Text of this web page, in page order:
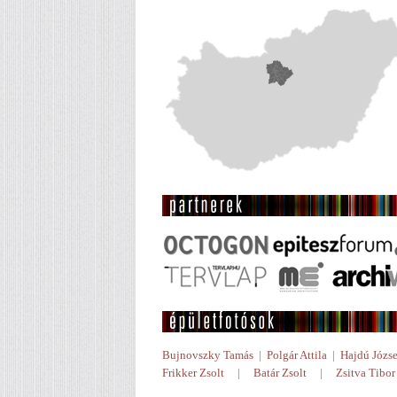
Bujnovszky Tamás | Polgár Attila | Hajdú
Frikker Zsolt | Batár Zsolt | Zsitva Tibor